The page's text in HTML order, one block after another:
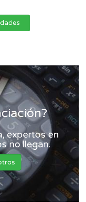
expertos en
no llegan.